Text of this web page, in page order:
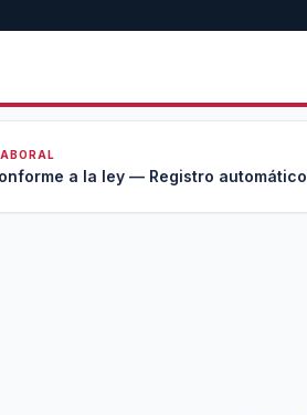
a la ley — Registro automático